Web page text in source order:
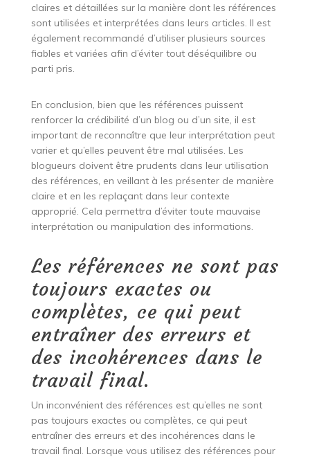
claires et détaillées sur la manière dont les références
sont utilisées et interprétées dans leurs articles. Il est
également recommandé d’utiliser plusieurs sources
fiables et variées afin d’éviter tout déséquilibre ou
parti pris.
En conclusion, bien que les références puissent
renforcer la crédibilité d’un blog ou d’un site, il est
important de reconnaître que leur interprétation peut
varier et qu’elles peuvent être mal utilisées. Les
blogueurs doivent être prudents dans leur utilisation
des références, en veillant à les présenter de manière
claire et en les replaçant dans leur contexte
approprié. Cela permettra d’éviter toute mauvaise
interprétation ou manipulation des informations.
Les références ne sont pas
toujours exactes ou
complètes, ce qui peut
entraîner des erreurs et
des incohérences dans le
travail final.
Un inconvénient des références est qu’elles ne sont
pas toujours exactes ou complètes, ce qui peut
entraîner des erreurs et des incohérences dans le
travail final. Lorsque vous utilisez des références pour